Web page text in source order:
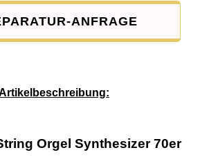
ANFRAGE
Orgel Synthesizer 70er